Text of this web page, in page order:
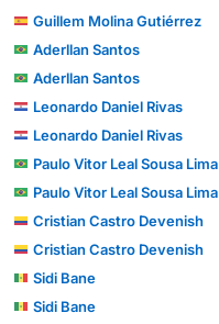
Guillem Molina Gutiérrez
Aderllan Santos
Aderllan Santos
Leonardo Daniel Rivas
Leonardo Daniel Rivas
Paulo Vitor Leal Sousa Lima
Paulo Vitor Leal Sousa Lima
Cristian Castro Devenish
Cristian Castro Devenish
Sidi Bane
Sidi Bane